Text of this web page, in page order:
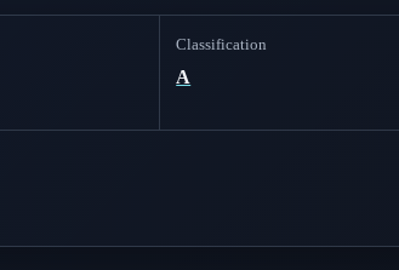
Classification
A